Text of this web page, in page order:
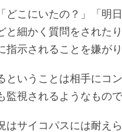
どこにいたの？」「明
と細かく質問をされた
指示されることを嫌がり
ということは相手にコ
監視されるようなもので
はサイコパスには耐え